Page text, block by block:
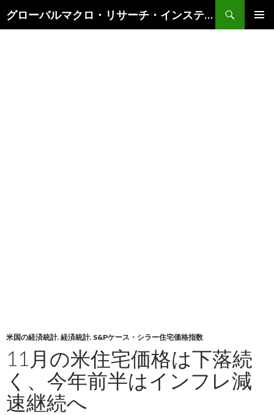
グローバルマクロ・リサーチ・インスティテュート
索
米国の経済統計, 経済統計, S&Pケース・シラー住宅価格指数
11月の米住宅価格は下落続
く、今年前半はインフレ減
速継続へ